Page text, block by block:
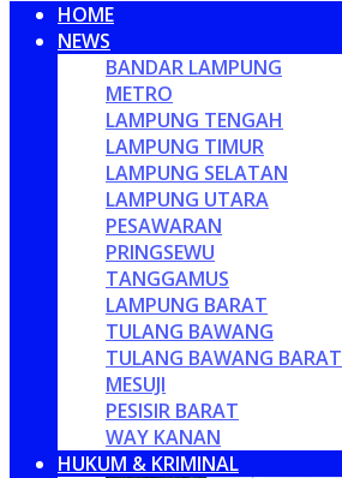
HOME
NEWS
BANDAR LAMPUNG
METRO
LAMPUNG TENGAH
LAMPUNG TIMUR
LAMPUNG SELATAN
LAMPUNG UTARA
PESAWARAN
PRINGSEWU
TANGGAMUS
LAMPUNG BARAT
TULANG BAWANG
TULANG BAWANG BARAT
MESUJI
PESISIR BARAT
WAY KANAN
HUKUM & KRIMINAL